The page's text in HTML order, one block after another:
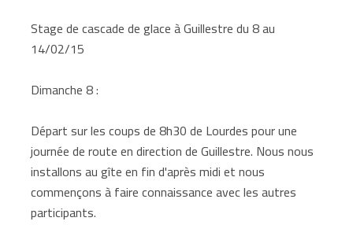
Stage de cascade de glace à Guillestre du 8 au
14/02/15
Dimanche 8 :
Départ sur les coups de 8h30 de Lourdes pour une
journée de route en direction de Guillestre. Nous nous
installons au gîte en fin d'après midi et nous
commençons à faire connaissance avec les autres
participants.